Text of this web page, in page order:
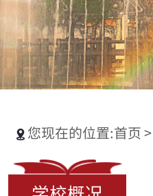
您现在的位置:首页 >